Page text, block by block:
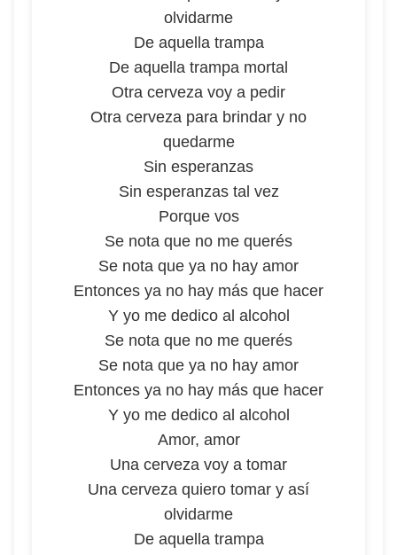
olvidarme
De aquella trampa
De aquella trampa mortal
Otra cerveza voy a pedir
Otra cerveza para brindar y no
quedarme
Sin esperanzas
Sin esperanzas tal vez
Porque vos
Se nota que no me querés
Se nota que ya no hay amor
Entonces ya no hay más que hacer
Y yo me dedico al alcohol
Se nota que no me querés
Se nota que ya no hay amor
Entonces ya no hay más que hacer
Y yo me dedico al alcohol
Amor, amor
Una cerveza voy a tomar
Una cerveza quiero tomar y así
olvidarme
De aquella trampa